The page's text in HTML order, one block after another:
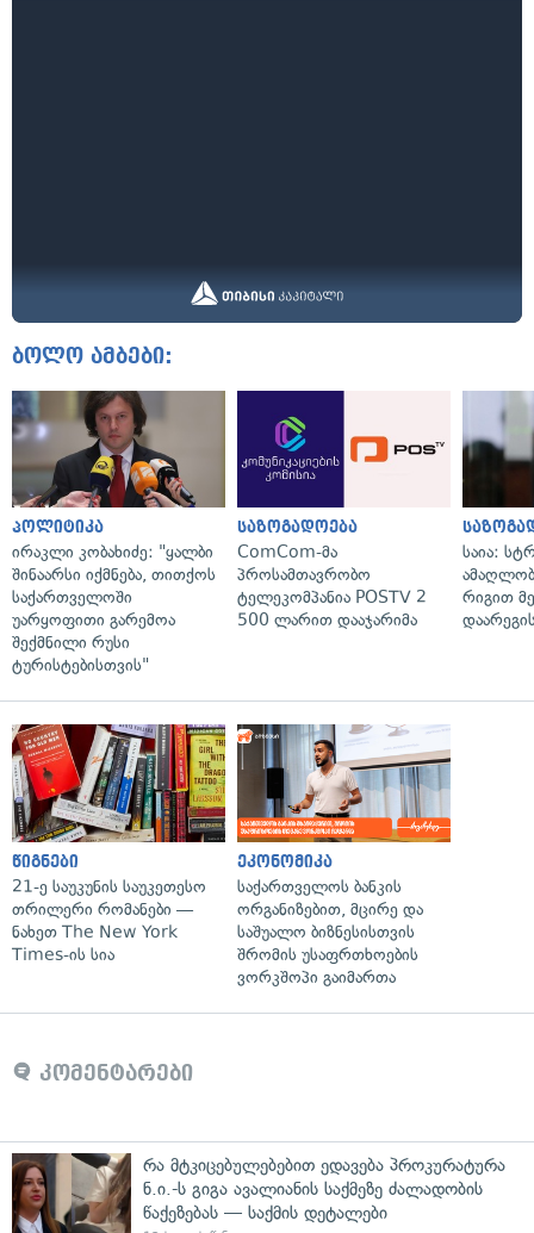
ბოლო ამბები:
პოლიტიკა
ირაკლი კობახიძე: "ყალბი
შინაარსი იქმნება, თითქოს
საქართველოში
უარყოფითი გარემოა
შექმნილი რუსი
ტურისტებისთვის"
საზოგადოება
ComCom-მა
პროსამთავრობო
ტელეკომპანია POSTV 2
500 ლარით დააჯარიმა
საია:
რიგით
წიგნები
21-ე საუკუნის საუკეთესო
თრილერი რომანები —
ნახეთ The New York
Times-ის სია
ეკონომიკა
საქართველოს ბანკის
ორგანიზებით, მცირე და
საშუალო ბიზნესისთვის
შრომის უსაფრთხოების
ვორკშოპი გაიმართა
კომენტარები
რა მტკიცებულებებით ედავება პროკურატურა
ნ.ი.-ს გიგა ავალიანის საქმეზე ძალადობის
წაქეზებას — საქმის დეტალები